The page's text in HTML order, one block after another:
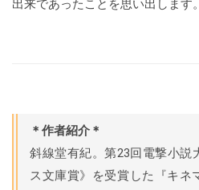
出来であったことを思い出します。
＊作者紹介＊
斜線堂有紀。第23回電撃小説
ス文庫賞》を受賞した『キネ